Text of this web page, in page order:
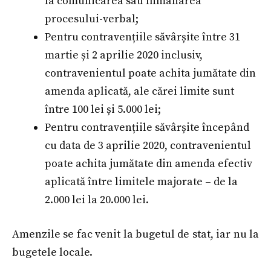
procesului-verbal;
Pentru contravențiile săvârșite între 31
martie și 2 aprilie 2020 inclusiv,
contravenientul poate achita jumătate din
amenda aplicată, ale cărei limite sunt
între 100 lei și 5.000 lei;
Pentru contravențiile săvârșite începând
cu data de 3 aprilie 2020, contravenientul
poate achita jumătate din amenda efectiv
aplicată între limitele majorate – de la
2.000 lei la 20.000 lei.
Amenzile se fac venit la bugetul de stat, iar nu la
bugetele locale.